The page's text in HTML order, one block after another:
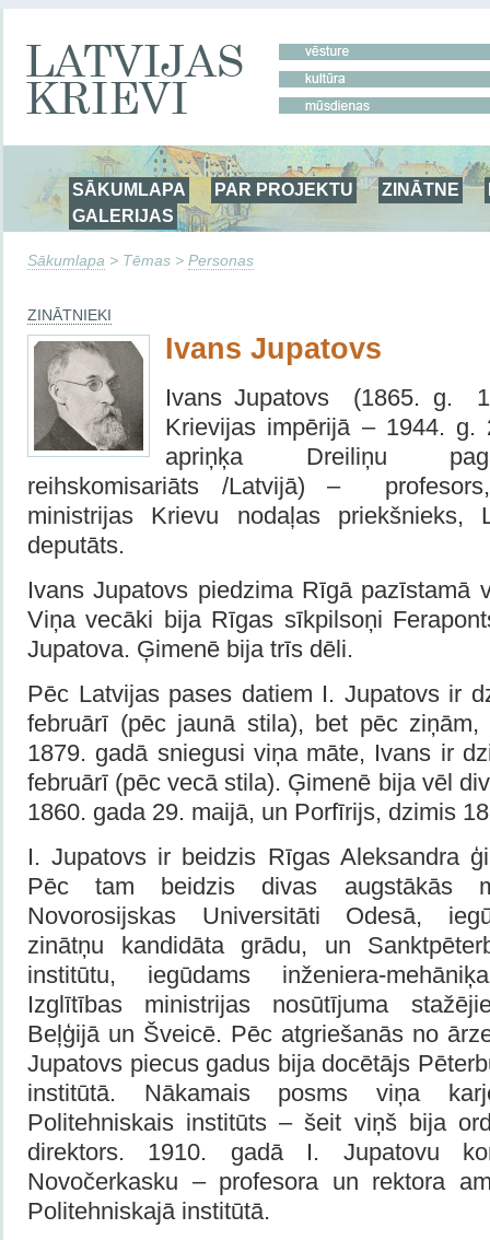
SĀKUMLAPA PAR PROJEKTU ZINĀTNE
GALERIJAS
Sākumlapa > Tēmas > Personas
ZINĀTNIEKI
Ivans Jupatovs
Ivans Jupatovs (1865. g.
Krievijas impērijā – 1944. g.
apriņķa Dreiliņu
reihskomisariāts /Latvijā) –
ministrijas Krievu nodaļas priekšnieks,
deputāts.
Ivans Jupatovs piedzima Rīgā pazīstamā
Viņa vecāki bija Rīgas sīkpilsoņi
Jupatova. Ģimenē bija trīs dēli.
Pēc Latvijas pases datiem I. Jupatovs ir
februārī (pēc jaunā stila), bet pēc ziņām,
1879. gadā sniegusi viņa māte, Ivans ir
februārī (pēc vecā stila). Ģimenē bija vēl
1860. gada 29. maijā, un Porfīrijs, dzimis
I. Jupatovs ir beidzis Rīgas Aleksandra
Pēc tam beidzis divas augstākās
Novorosijskas Universitāti Odesā,
zinātņu kandidāta grādu, un
institūtu, iegūdams inženiera-
Izglītības ministrijas nosūtījuma
Beļģijā un Šveicē. Pēc atgriešanās no
Jupatovs piecus gadus bija docētājs
institūtā. Nākamais posms viņa
Politehniskais institūts – šeit viņš bija
direktors. 1910. gadā I. Jupatovu
Novočerkasku – profesora un rektora
Politehniskajā institūtā.